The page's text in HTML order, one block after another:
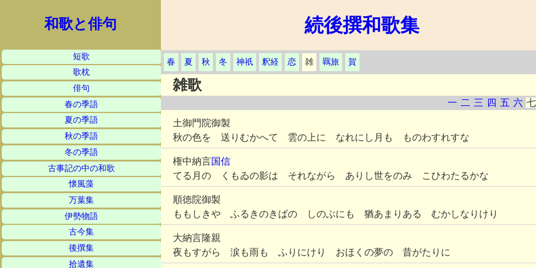
和歌と俳句
短歌
歌枕
俳句
春の季語
夏の季語
秋の季語
冬の季語
古事記の中の和歌
懐風藻
万葉集
伊勢物語
古今集
後撰集
拾遺集
続後撰和歌集
春 夏 秋 冬 神祇 釈経 恋 雑 羈旅 賀
雑歌
一 二 三 四 五 六 七
土御門院御製
秋の色を 送りむかへて 雲の上に なれにし月も ものわすれすな
権中納言国信
てる月の くもゐの影は それながら ありし世をのみ こひわたるかな
順徳院御製
ももしきや ふるきのきばの しのぶにも 猶あまりある むかしなりけり
大納言隆親
夜もすがら 涙も雨も ふりにけり おほくの夢の 昔がたりに